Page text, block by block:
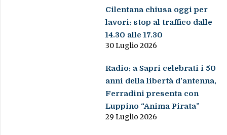
Cilentana chiusa oggi per
lavori: stop al traffico dalle
14.30 alle 17.30
30 Luglio 2026
Radio: a Sapri celebrati i 50
anni della libertà d’antenna,
Ferradini presenta con
Luppino “Anima Pirata”
29 Luglio 2026